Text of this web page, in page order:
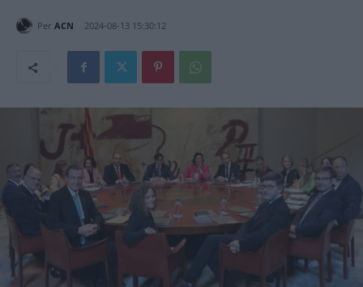
Per ACN 2024-08-13 15:30:12